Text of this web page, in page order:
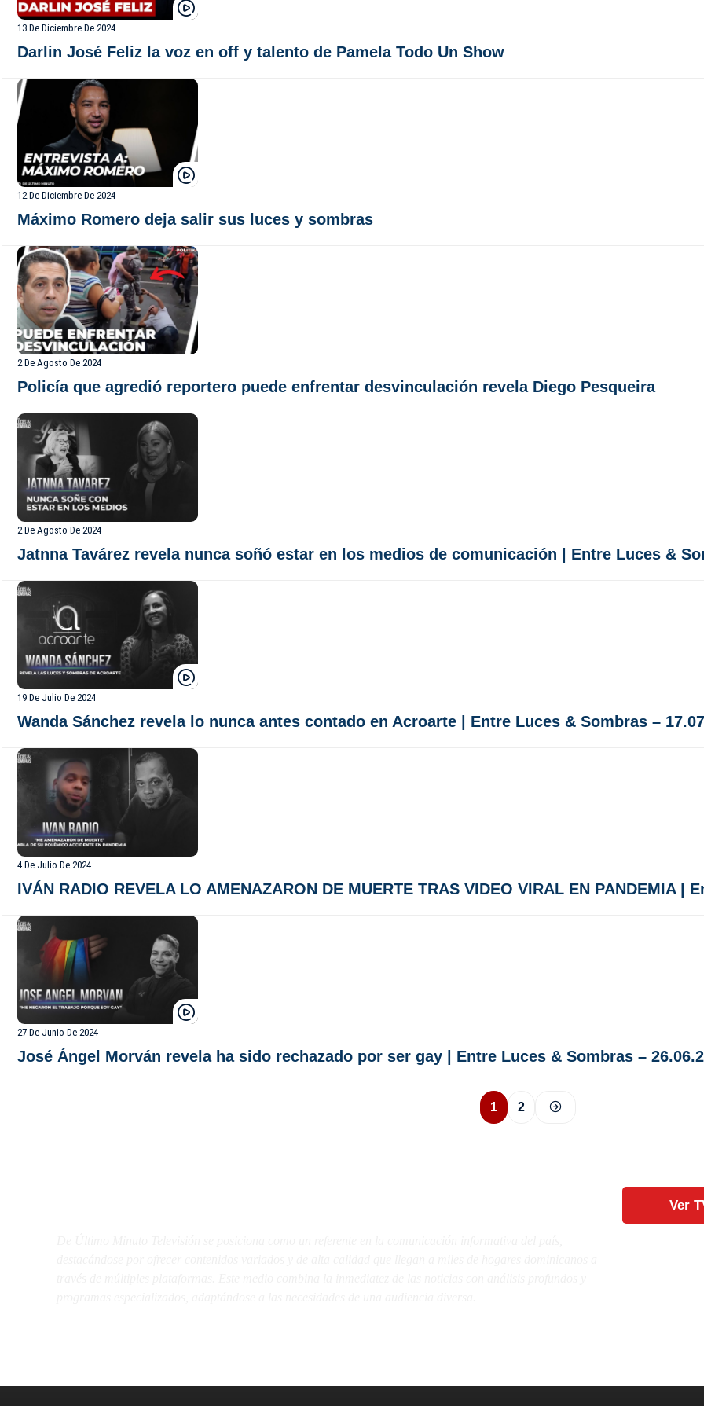
13 De Diciembre De 2024
Darlin José Feliz la voz en off y talento de Pamela Todo Un Show
12 De Diciembre De 2024
Máximo Romero deja salir sus luces y sombras
2 De Agosto De 2024
Policía que agredió reportero puede enfrentar desvinculación revela Diego Pesqueira
2 De Agosto De 2024
Jatnna Tavárez revela nunca soñó estar en los medios de comunicación | Entre Luces &
19 De Julio De 2024
Wanda Sánchez revela lo nunca antes contado en Acroarte | Entre Luces & Sombras –
4 De Julio De 2024
IVÁN RADIO REVELA LO AMENAZARON DE MUERTE TRAS VIDEO VIRAL EN PANDEMIA |
27 De Junio De 2024
José Ángel Morván revela ha sido rechazado por ser gay | Entre Luces & Sombras –
1 2
Ver